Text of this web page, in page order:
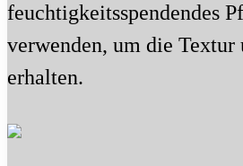
feuchtigkeitsspendendes
verwenden, um die Textur
erhalten.